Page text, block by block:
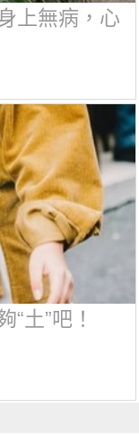
上無病，心
土”吧！